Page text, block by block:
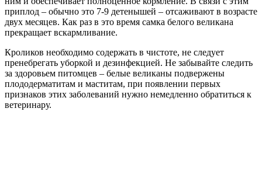
приплод – обычно это 7-9 детенышей – отсаживают в возрасте
двух месяцев. Как раз в это время самка белого великана
прекращает вскармливание.
Кроликов необходимо содержать в чистоте, не следует
пренебрегать уборкой и дезинфекцией. Не забывайте следить
за здоровьем питомцев – белые великаны подвержены
плододерматитам и маститам, при появлении первых
признаков этих заболеваний нужно немедленно обратиться к
ветеринару.